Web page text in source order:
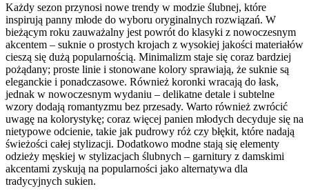
Każdy sezon przynosi nowe trendy w modzie ślubnej, które
inspirują panny młode do wyboru oryginalnych rozwiązań. W
bieżącym roku zauważalny jest powrót do klasyki z nowoczesnym
akcentem – suknie o prostych krojach z wysokiej jakości materiałów
cieszą się dużą popularnością. Minimalizm staje się coraz bardziej
pożądany; proste linie i stonowane kolory sprawiają, że suknie są
eleganckie i ponadczasowe. Również koronki wracają do łask,
jednak w nowoczesnym wydaniu – delikatne detale i subtelne
wzory dodają romantyzmu bez przesady. Warto również zwrócić
uwagę na kolorystykę; coraz więcej panien młodych decyduje się na
nietypowe odcienie, takie jak pudrowy róż czy błękit, które nadają
świeżości całej stylizacji. Dodatkowo modne stają się elementy
odzieży męskiej w stylizacjach ślubnych – garnitury z damskimi
akcentami zyskują na popularności jako alternatywa dla
tradycyjnych sukien.